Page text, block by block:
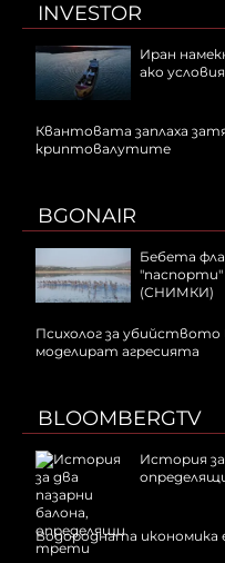
INVESTOR
Иран
ако
Квантовата заплаха
криптовалутите
BGONAIR
Бебета
"паспорти"
(СНИМКИ)
Психолог за
моделират агресията
BLOOMBERGTV
История за
Водородната икономика